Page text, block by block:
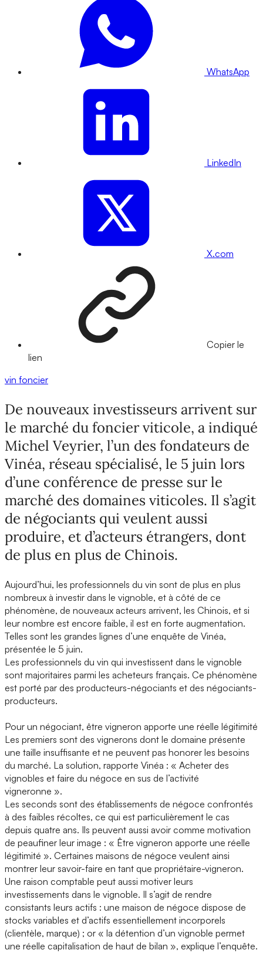
WhatsApp
LinkedIn
X.com
Copier le
lien
vin foncier
De nouveaux investisseurs arrivent sur
le marché du foncier viticole, a indiqué
Michel Veyrier, l’un des fondateurs de
Vinéa, réseau spécialisé, le 5 juin lors
d’une conférence de presse sur le
marché des domaines viticoles. Il s’agit
de négociants qui veulent aussi
produire, et d’acteurs étrangers, dont
de plus en plus de Chinois.
Aujourd’hui, les professionnels du vin sont de plus en plus
nombreux à investir dans le vignoble, et à côté de ce
phénomène, de nouveaux acteurs arrivent, les Chinois, et si
leur nombre est encore faible, il est en forte augmentation.
Telles sont les grandes lignes d’une enquête de Vinéa,
présentée le 5 juin.
Les professionnels du vin qui investissent dans le vignoble
sont majoritaires parmi les acheteurs français. Ce phénomène
est porté par des producteurs-négociants et des négociants-
producteurs.
Pour un négociant, être vigneron apporte une réelle légitimité
Les premiers sont des vignerons dont le domaine présente
une taille insuffisante et ne peuvent pas honorer les besoins
du marché. La solution, rapporte Vinéa : « Acheter des
vignobles et faire du négoce en sus de l’activité
vigneronne ».
Les seconds sont des établissements de négoce confrontés
à des faibles récoltes, ce qui est particulièrement le cas
depuis quatre ans. Ils peuvent aussi avoir comme motivation
de peaufiner leur image : « Être vigneron apporte une réelle
légitimité ». Certaines maisons de négoce veulent ainsi
montrer leur savoir-faire en tant que propriétaire-vigneron.
Une raison comptable peut aussi motiver leurs
investissements dans le vignoble. Il s’agit de rendre
consistants leurs actifs : une maison de négoce dispose de
stocks variables et d’actifs essentiellement incorporels
(clientèle, marque) ; or « la détention d’un vignoble permet
une réelle capitalisation de haut de bilan », explique l’enquête.